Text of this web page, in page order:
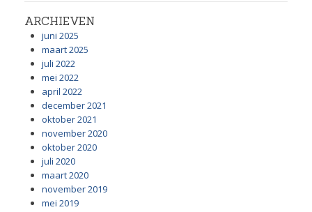
ARCHIEVEN
juni 2025
maart 2025
juli 2022
mei 2022
april 2022
december 2021
oktober 2021
november 2020
oktober 2020
juli 2020
maart 2020
november 2019
mei 2019